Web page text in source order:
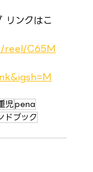
ンクはこ
reel/C65M
児pena
ドブック